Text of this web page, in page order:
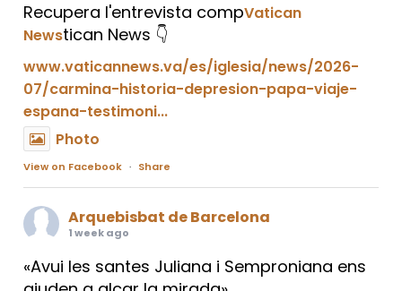
Recupera l'entrevista compVatican
Newstican News 👇
www.vaticannews.va/es/iglesia/news/2026-
07/carmina-historia-depresion-papa-viaje-
espana-testimoni...
Photo
View on Facebook · Share
Arquebisbat de Barcelona
1 week ago
«Avui les santes Juliana i Semproniana ens